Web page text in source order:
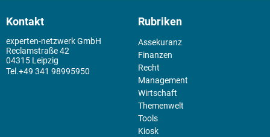
Kontakt
experten-netzwerk GmbH
Reclamstraße 42
04315 Leipzig
+49 341 98995950
Rubriken
Assekuranz
Finanzen
Recht
Management
Wirtschaft
Themenwelt
Tools
Kiosk